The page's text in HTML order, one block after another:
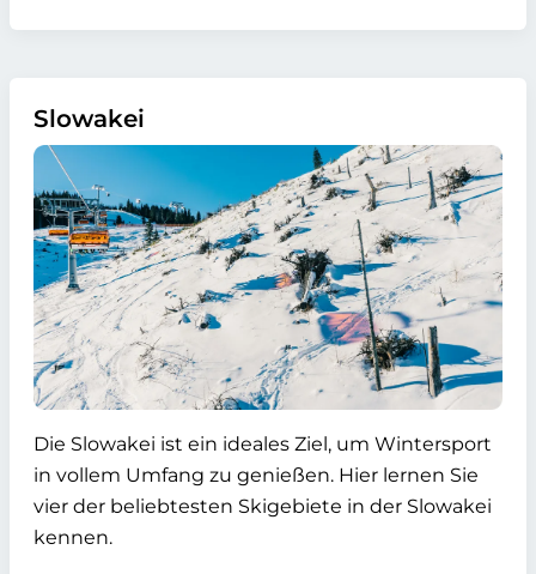
Slowakei
Die Slowakei ist ein ideales Ziel, um Wintersport
in vollem Umfang zu genießen. Hier lernen Sie
vier der beliebtesten Skigebiete in der Slowakei
kennen.